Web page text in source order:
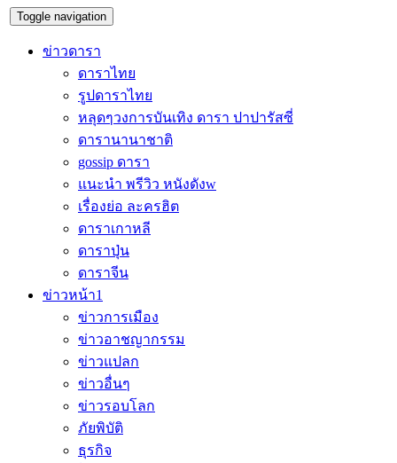
Toggle navigation
ข่าวดารา
ดาราไทย
รูปดาราไทย
หลุดๆวงการบันเทิง ดารา ปาปารัสซี่
ดารานานาชาติ
gossip ดารา
แนะนำ พรีวิว หนังดังw
เรื่องย่อ ละครฮิต
ดาราเกาหลี
ดาราปุ่น
ดาราจีน
ข่าวหน้า1
ข่าวการเมือง
ข่าวอาชญากรรม
ข่าวแปลก
ข่าวอื่นๆ
ข่าวรอบโลก
ภัยพิบัติ
ธุรกิจ